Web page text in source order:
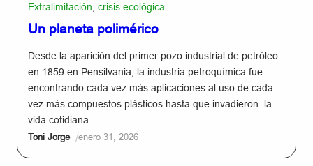
Extralimitación crisis ecológica
Un planeta polimérico
Desde la aparición del primer pozo industrial de petróleo
en 1859 en Pensilvania, la industria petroquímica fue
encontrando cada vez más aplicaciones al uso de cada
vez más compuestos plásticos hasta que invadieron la
vida cotidiana.
Toni Jorge /enero 31, 2026